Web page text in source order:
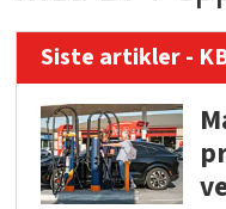
Siste artikler -